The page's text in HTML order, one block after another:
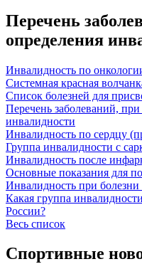
Перечень
определения
Инвалидность по
Системная красная
Список болезней для
Перечень заболеваний,
инвалидности
Инвалидность по сердцу
Группа инвалидности с
Инвалидность после
Основные показания для
Инвалидность при
Какая группа
России?
Весь список
Спортивные